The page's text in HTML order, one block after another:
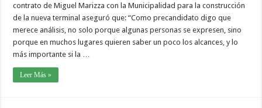
contrato de Miguel Marizza con la Municipalidad para la construcción
de la nueva terminal aseguró que: “Como precandidato digo que
merece análisis, no solo porque algunas personas se expresen, sino
porque en muchos lugares quieren saber un poco los alcances, y lo
más importante si la …
Leer Más »